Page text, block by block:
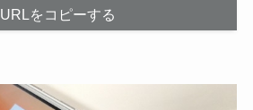
URLをコピーする